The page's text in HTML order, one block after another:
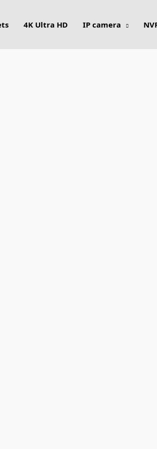
4K Ultra HD IP camera